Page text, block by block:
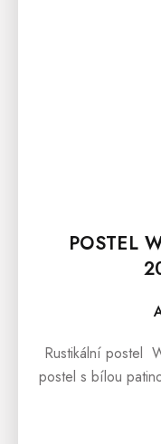
POSTEL
Rustikální postel
postel s bílou